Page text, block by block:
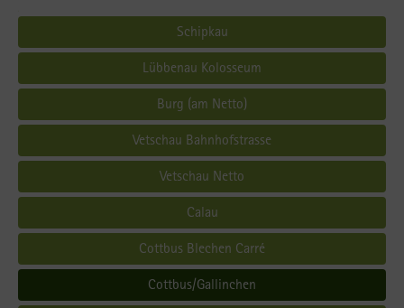
Schipkau
Lübbenau Kolosseum
Burg (am Netto)
Vetschau Bahnhofstrasse
Vetschau Netto
Calau
Cottbus Blechen Carré
Cottbus/Gallinchen